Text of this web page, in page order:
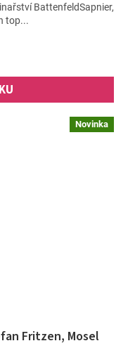
BattenfeldSapnier,
top...
Novinka
Fritzen, Mosel